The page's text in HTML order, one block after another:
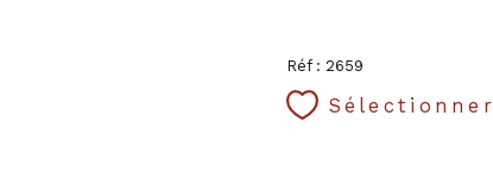
Réf : 2659
Sélectionner